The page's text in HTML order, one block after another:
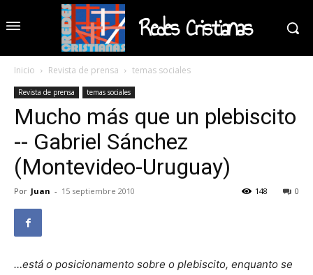
Redes Cristianas
Inicio Revista de prensa temas sociales
Revista de prensa temas sociales
Mucho más que un plebiscito
-- Gabriel Sánchez
(Montevideo-Uruguay)
Por Juan - 15 septiembre 2010 0
148
…está o posicionamento sobre o plebiscito, enquanto se